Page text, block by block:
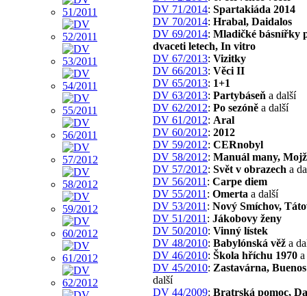
DV 71/2014: Spartakiáda 2014
DV 70/2014: Hrabal, Daidalos
DV 69/2014: Mladičké básnířky
dvaceti letech, In vitro
DV 67/2013: Vizitky
DV 66/2013: Věci II
DV 65/2013: 1+1
DV 63/2013: Partybáseň a další
DV 62/2012: Po sezóně a další
DV 61/2012: Aral
DV 60/2012: 2012
DV 59/2012: CERnobyl
DV 58/2012: Manuál many,
DV 57/2012: Svět v obrazech a
DV 56/2011 : Carpe diem
DV 55/2011 : Omerta a další
DV 53/2011 : Nový Smíchov,
DV 51/2011 : Jákobovy ženy
DV 50/2010: Vinný lístek
DV 48/2010: Babylónská věž a
DV 46/2010: Škola hříchu 1970
DV 45/2010: Zastavárna,
další
DV 44/2009: Bratrská pomoc,